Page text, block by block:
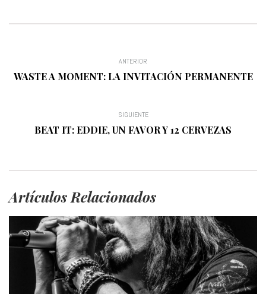
ANTERIOR
WASTE A MOMENT: LA INVITACIÓN PERMANENTE
SIGUIENTE
BEAT IT: EDDIE, UN FAVOR Y 12 CERVEZAS
Artículos Relacionados